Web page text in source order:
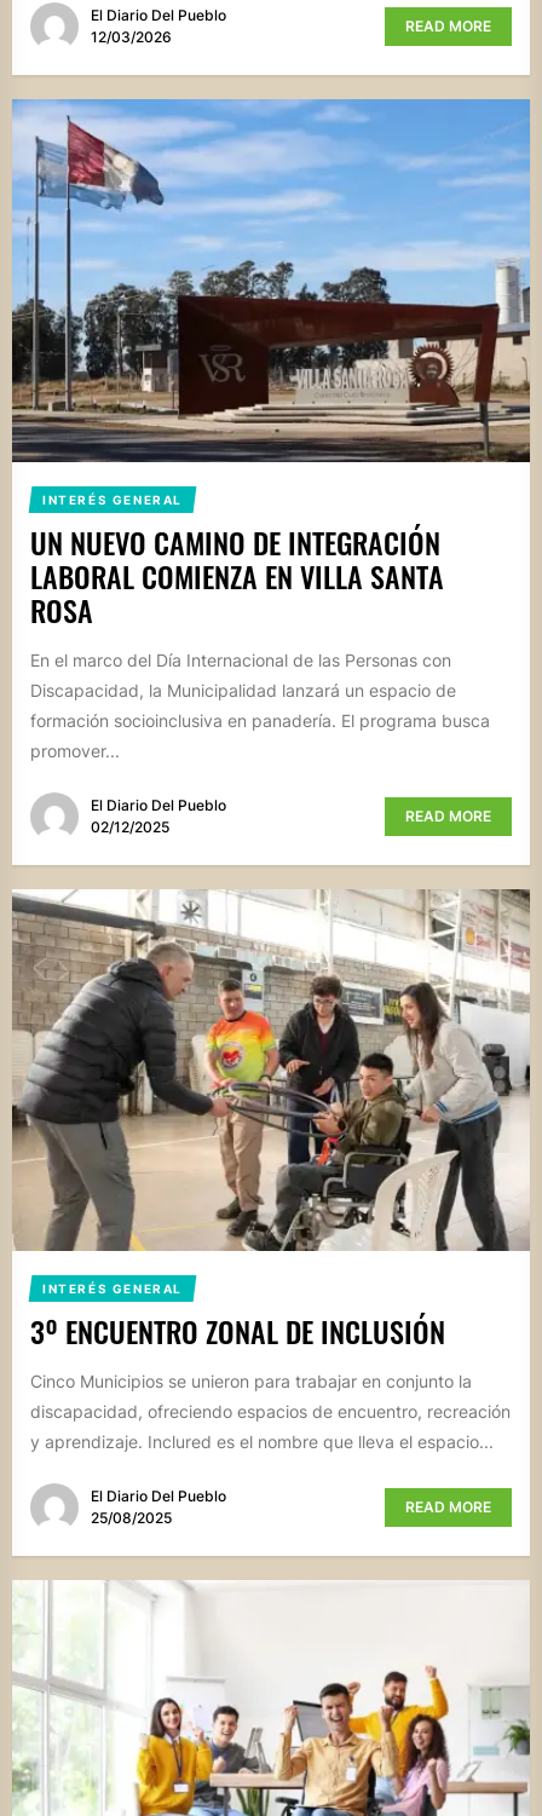
El Diario Del Pueblo
12/03/2026
READ MORE
INTERÉS GENERAL
UN NUEVO CAMINO DE INTEGRACIÓN
LABORAL COMIENZA EN VILLA SANTA
ROSA
En el marco del Día Internacional de las Personas con
Discapacidad, la Municipalidad lanzará un espacio de
formación socioinclusiva en panadería. El programa busca
promover...
El Diario Del Pueblo
02/12/2025
READ MORE
INTERÉS GENERAL
3º ENCUENTRO ZONAL DE INCLUSIÓN
Cinco Municipios se unieron para trabajar en conjunto la
discapacidad, ofreciendo espacios de encuentro, recreación
y aprendizaje. Inclured es el nombre que lleva el espacio...
El Diario Del Pueblo
25/08/2025
READ MORE